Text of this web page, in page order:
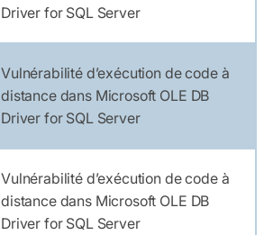
Driver for SQL Server
Vulnérabilité d’exécution de code à
distance dans Microsoft OLE DB
Driver for SQL Server
Vulnérabilité d’exécution de code à
distance dans Microsoft OLE DB
Driver for SQL Server